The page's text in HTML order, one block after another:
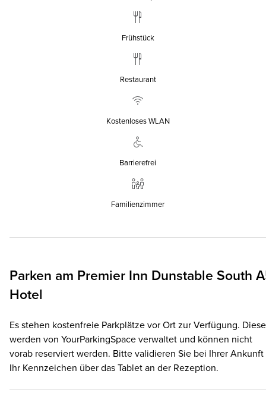
Frühstück
Restaurant
Kostenloses WLAN
Barrierefrei
Familienzimmer
Parken am Premier Inn Dunstable South
Hotel
Es stehen kostenfreie Parkplätze vor Ort zur Verfügung. Diese
werden von YourParkingSpace verwaltet und können nicht
vorab reserviert werden. Bitte validieren Sie bei Ihrer Ankunft
Ihr Kennzeichen über das Tablet an der Rezeption.